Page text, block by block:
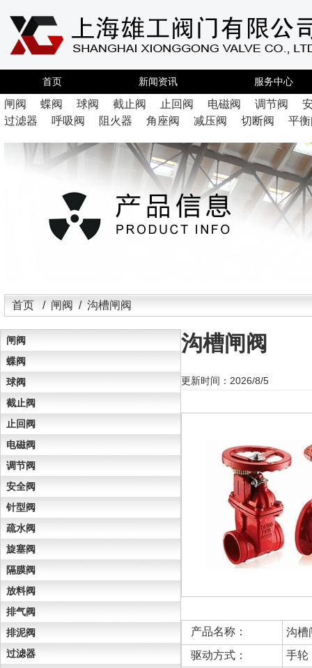
首页 新闻资讯 服务中心
闸阀 蝶阀 球阀 截止阀 止回阀 电磁阀 调节阀
过滤器
呼吸阀 阻火器 角座阀 减压阀 切断阀 平
首页 / 闸阀 / 沟槽闸阀
闸阀
蝶阀
球阀
截止阀
止回阀
电磁阀
调节阀
安全阀
针型阀
疏水阀
旋塞阀
隔膜阀
放料阀
排气阀
排泥阀
过滤器
沟槽闸阀
更新时间：2026/8/5
产品名称：
沟槽
驱动方式：
手轮